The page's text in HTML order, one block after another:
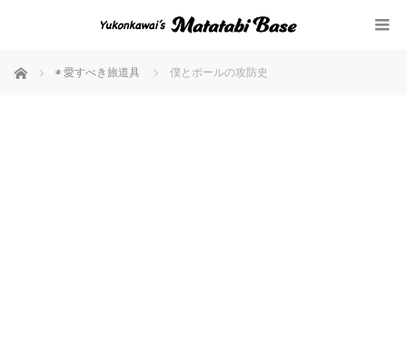
ホーム ◉ 愛すべき旅道具 僕とポールの攻防史